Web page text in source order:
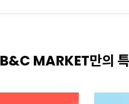
B&C MARKET만의